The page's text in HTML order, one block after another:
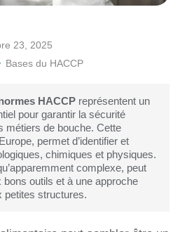
23, 2025
Bases du HACCP
HACCP représentent un
pour garantir la sécurité
métiers de bouche. Cette
permet d’identifier et
chimiques et physiques.
complexe, peut
outils et à une approche
petites structures.